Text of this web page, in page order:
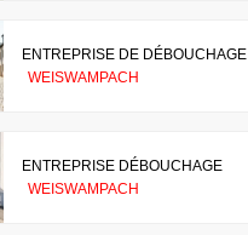
ENTREPRISE DE DÉBOUCHAGE
WEISWAMPACH
ENTREPRISE DÉBOUCHAGE
WEISWAMPACH